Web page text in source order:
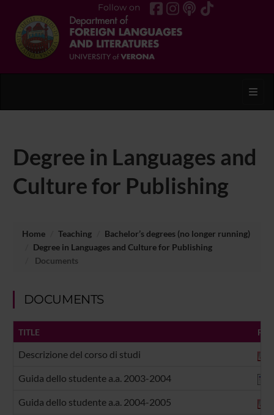
Follow on
Degree in Languages and
Culture for Publishing
Home Teaching
Bachelor’s degrees (no longer running)
Degree in Languages and Culture for Publishing
Documents
DOCUMENTS
TITLE
Descrizione del corso di studi
Guida dello studente a.a. 2003-2004
Guida dello studente a.a. 2004-2005